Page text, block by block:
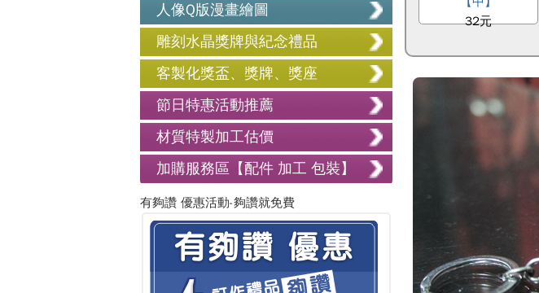
人像Q版漫畫繪圖
雕刻水晶獎牌與紀念禮品
客製化獎盃、獎牌、獎座
節日特惠活動推薦
材質特製加工估價
加購服務區【配件 加工 包裝】
有夠讚 優惠活動-夠讚就免費